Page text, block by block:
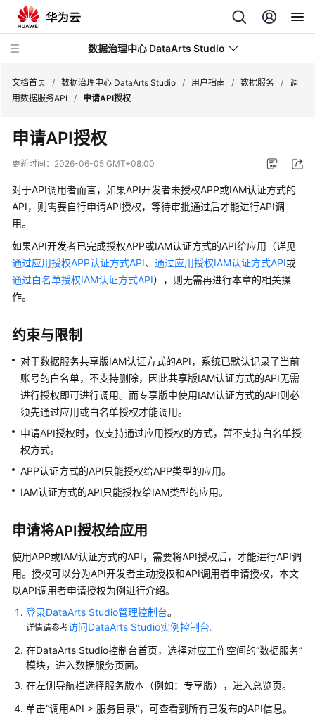
数据治理中心 DataArts Studio
最
新
动
服
告
产
绍
数
据
治
理
法
论
快
门
用
户
指
南
DataArts
Studio
用
流
文档首页 / 数据治理中心 DataArts Studio / 用户指南 / 数据服务 / 调
用数据服务API / 申请API授权
申请API授权
更新时间： 2026-06-05 GMT+08:00
对于API调用者而言，如果API开发者未授权APP或IAM认证方式的
API，则需要自行申请API授权，等待审批通过后才能进行API调
用。
如果API开发者已完成授权APP或IAM认证方式的API给应用（详见
通过应用授权APP认证方式API、 通过应用授权IAM认证方式API或
通过白名单授权IAM认证方式API），则无需再进行本章的相关操
作。
约束与限制
对于数据服务共享版IAM认证方式的API，系统已默认记录了当前
账号的白名单，不支持删除，因此共享版IAM认证方式的API无需
进行授权即可进行调用。而专享版中使用IAM认证方式的API则必
须先通过应用或白名单授权才能调用。
申请API授权时，仅支持通过应用授权的方式，暂不支持白名单授
权方式。
APP认证方式的API只能授权给APP类型的应用。
IAM认证方式的API只能授权给IAM类型的应用。
申请将API授权给应用
使用APP或IAM认证方式的API，需要将API授权后，才能进行API调
用。授权可以分为API开发者主动授权和API调用者申请授权，本文
以API调用者申请授权为例进行介绍。
登录DataArts Studio管理控制台。
详情请参考访问DataArts Studio实例控制台。
在DataArts Studio控制台首页，选择对应工作空间的“数据服务”
模块，进入数据服务页面。
在左侧导航栏选择服务版本（例如：专享版），进入总览页。
单击“调用API > 服务目录”，可查看到所有已发布的API信息。